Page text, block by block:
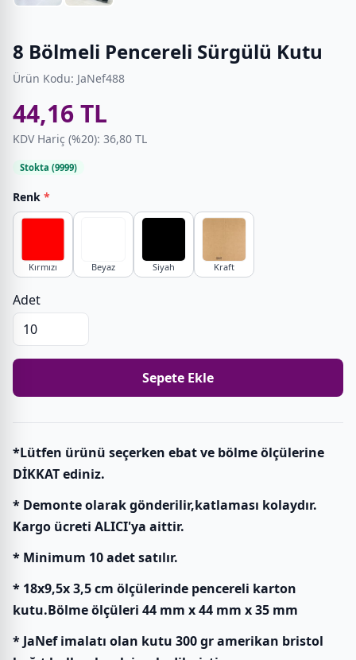
8 Bölmeli Pencereli Sürgülü Kutu
Ürün Kodu: JaNef488
44,16 TL
KDV Hariç (%20): 36,80 TL
Stokta (9999)
Renk *
Kırmızı Beyaz Siyah Kraft
Adet
Sepete Ekle
*Lütfen ürünü seçerken ebat ve bölme ölçülerine
DİKKAT ediniz.
* Demonte olarak gönderilir,katlaması kolaydır.
Kargo ücreti ALICI'ya aittir.
* Minimum 10 adet satılır.
* 18x9,5x 3,5 cm ölçülerinde pencereli karton
kutu.Bölme ölçüleri 44 mm x 44 mm x 35 mm
* JaNef imalatı olan kutu 300 gr amerikan bristol